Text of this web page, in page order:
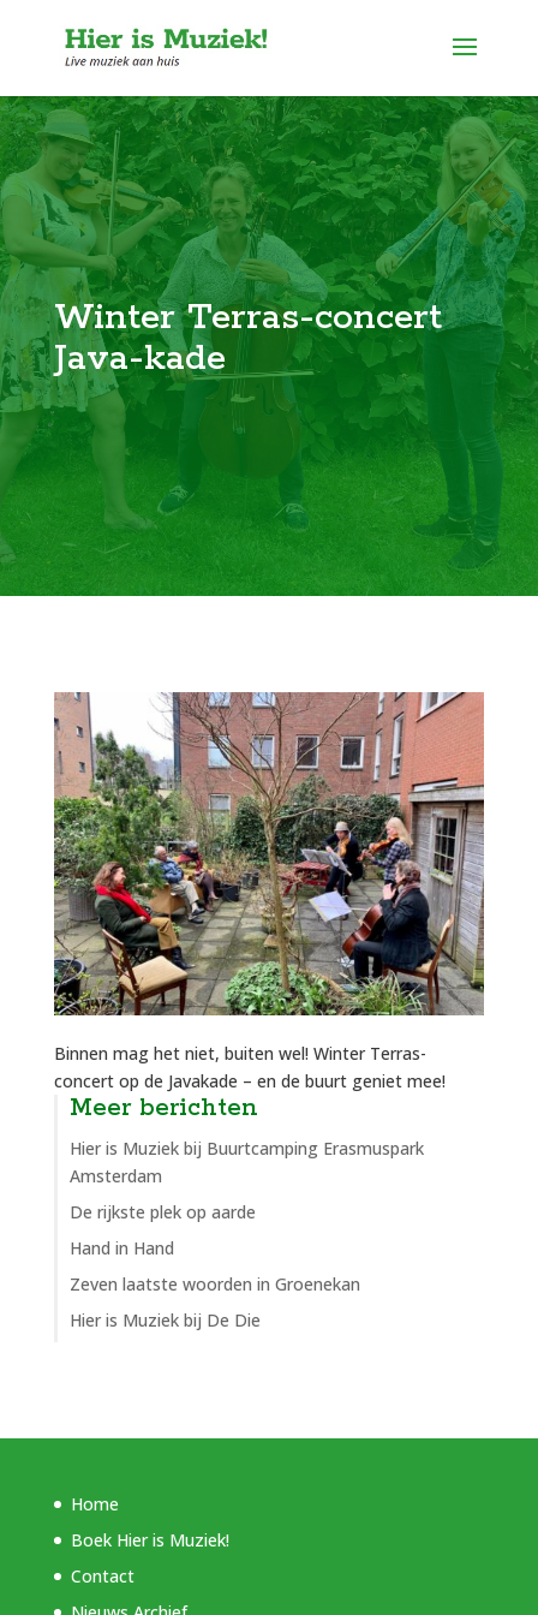
Winter Terras-concert
Java-kade
Binnen mag het niet, buiten wel! Winter Terras-
concert op de Javakade – en de buurt geniet mee!
Meer berichten
Hier is Muziek bij Buurtcamping Erasmuspark
Amsterdam
De rijkste plek op aarde
Hand in Hand
Zeven laatste woorden in Groenekan
Hier is Muziek bij De Die
Home
Boek Hier is Muziek!
Contact